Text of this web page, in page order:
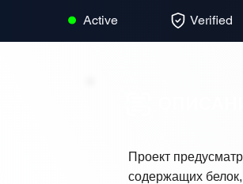
Active Verified
Проект
содержащих